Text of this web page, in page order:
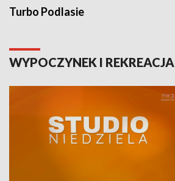
Turbo Podlasie
WYPOCZYNEK I REKREACJA